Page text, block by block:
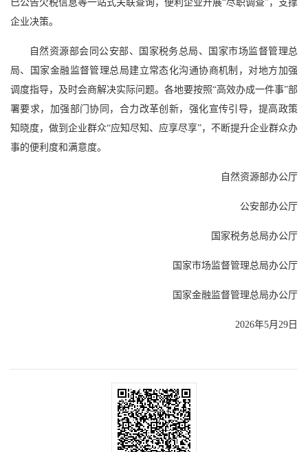
已公告欠税信息等一站式关联查询，便利企业开展“尽职调查”，支撑
企业决策。
自然资源部会同公安部、国家税务总局、国家市场监督管理总
局、国家金融监督管理总局建立常态化沟通协商机制，对地方加强
调度指导，及时会商解决实际问题。各地要按照“高效办成一件事”部
署要求，加强部门协同，合力改革创新，强化宣传引导，提高政策
知晓度，做到企业群众“应知尽知、应享尽享”，不断提升企业群众办
事的便利度和满意度。
自然资源部办公厅
公安部办公厅
国家税务总局办公厅
国家市场监督管理总局办公厅
国家金融监督管理总局办公厅
2026年5月29日